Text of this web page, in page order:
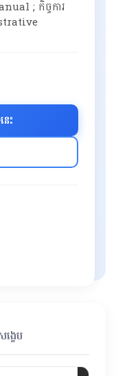
; កិច្ចការ
ះ
ខេប